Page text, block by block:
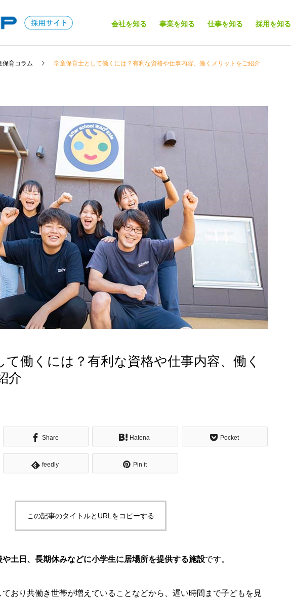
会社を知る 事業を知る 仕事を知る 採用を知る
許を活か
転職の
べきスキ
保育コラム
子どもに関わる仕事はいく
つある？資格なしで就ける
職種も紹介！
学童保育コラム
リットや取得方法も徹底解
説！
保育コラム 学童保育士として働くには？有利な資格や仕事内容、働くメリットをご紹介
て働くには？有利な資格や仕事内容、働く
介
Share Hatena Pocket
feedly Pin it
この記事のタイトルとURLをコピーする
や土日、長期休みなどに小学生に居場所を提供する施設です。
おり共働き世帯が増えていることなどから、遅い時間まで子どもを見